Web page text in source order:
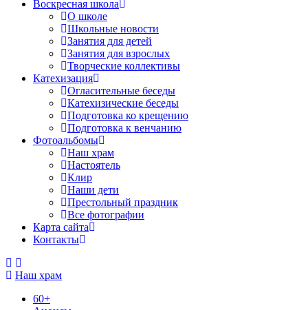
Воскресная школа
О школе
Школьные новости
Занятия для детей
Занятия для взрослых
Творческие коллективы
Катехизация
Огласительные беседы
Катехизические беседы
Подготовка ко крещению
Подготовка к венчанию
Фотоальбомы
Наш храм
Настоятель
Клир
Наши дети
Престольный праздник
Все фотографии
Карта сайта
Контакты
Наш храм
60+